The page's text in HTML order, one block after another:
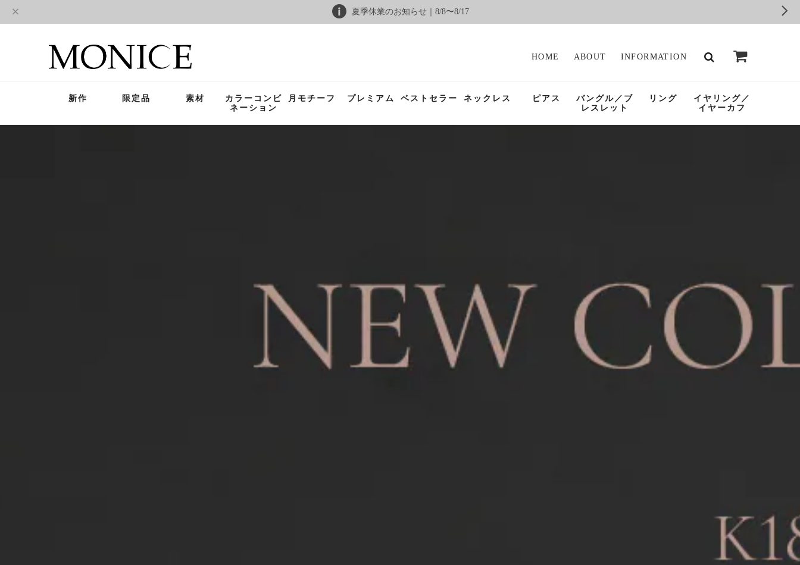
夏季休業のお知らせ｜8/8〜8/17
HOME ABOUT INFORMATION
新作 限定品 素材
カラーコンビ
ネーション
月モチーフ プレミアム ベストセラー ネックレス ピアス
バングル／ブ
レスレット
リング
イヤリング／
イヤーカフ